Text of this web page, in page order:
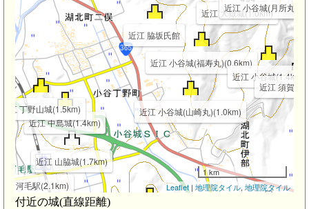
河毛駅(2.1km)
近江 脇坂氏館
近江 小谷城(福寿丸)(0.6km)
近江 小谷城(山崎丸)(1.0km)
近江 大嶽城(1.0km)
近江 小谷城(月所丸
近江 中島城(1.4km)
近江 小谷城(1.4km)
近江 丁野山城(1.5km)
近江 須賀谷
近江 山脇城(1.7km)
1 km
Leaflet | 地理院タイル, 地理院タイル
付近の城(直線距離)